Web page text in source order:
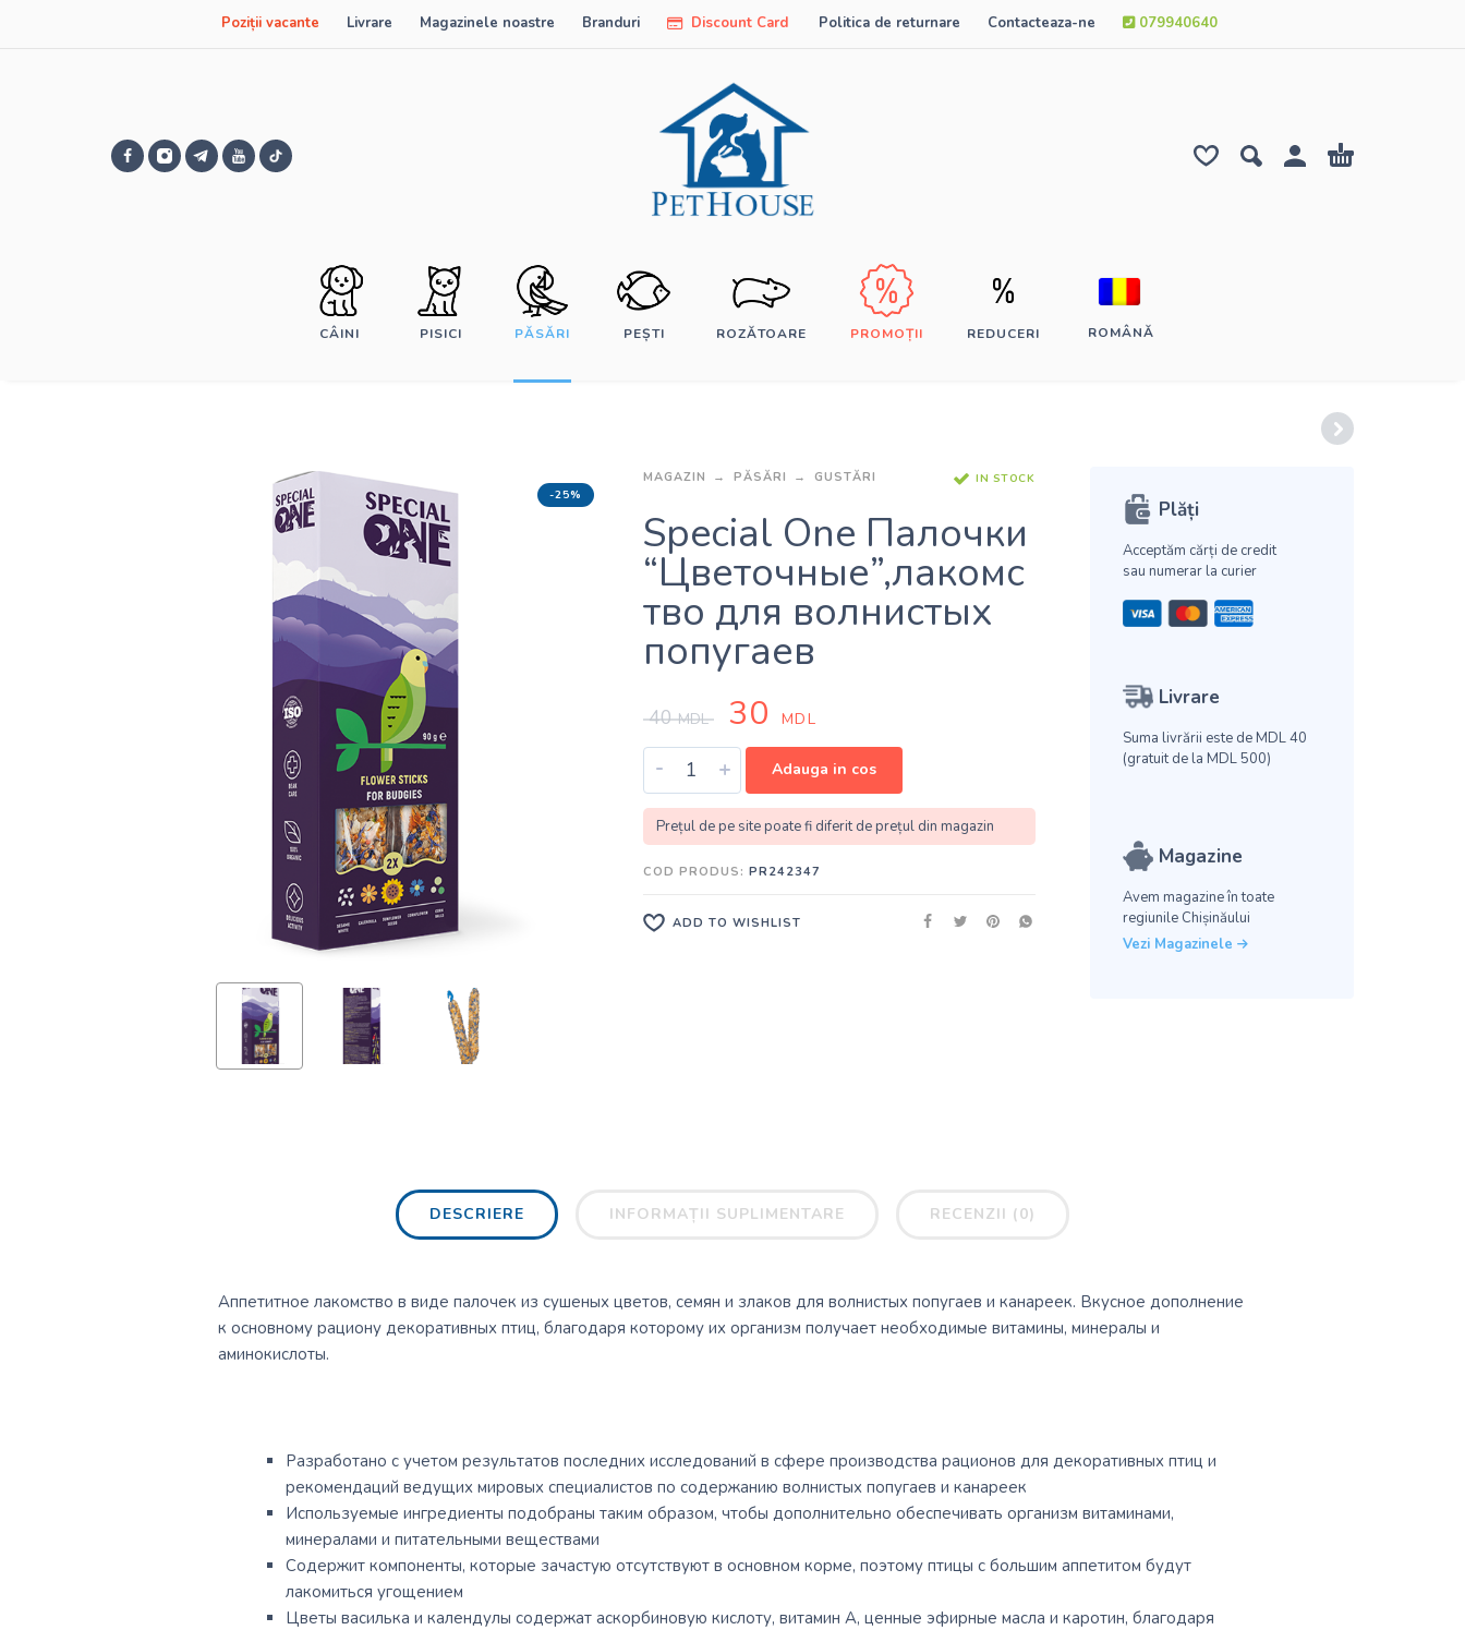
Poziții vacante Livrare Magazinele noastre Branduri Discount Card Politica de returnare Contacteaza-ne 079940640
CÂINI PISICI PĂSĂRI PEȘTI ROZĂTOARE PROMOȚII REDUCERI ROMÂNĂ
-25%
MAGAZIN PĂSĂRI GUSTĂRI IN STOCK
Special One Палочки
“Цветочные”,лакомс
тво для волнистых
попугаев
40MDL 30 MDL
- + Adauga in cos
Prețul de pe site poate fi diferit de prețul din magazin
COD PRODUS: PR242347
ADD TO WISHLIST
Plăți
Acceptăm cărți de credit
sau numerar la curier
Livrare
Suma livrării este de MDL 40
(gratuit de la MDL 500)
Magazine
Avem magazine în toate
regiunile Chișinăului
Vezi Magazinele
DESCRIERE INFORMAȚII SUPLIMENTARE RECENZII (0)
Аппетитное лакомство в виде палочек из сушеных цветов, семян и злаков для волнистых попугаев и канареек. Вкусное дополнение
к основному рациону декоративных птиц, благодаря которому их организм получает необходимые витамины, минералы и
аминокислоты.
Разработано с учетом результатов последних исследований в сфере производства рационов для декоративных птиц и
рекомендаций ведущих мировых специалистов по содержанию волнистых попугаев и канареек
Используемые ингредиенты подобраны таким образом, чтобы дополнительно обеспечивать организм витаминами,
минералами и питательными веществами
Содержит компоненты, которые зачастую отсутствуют в основном корме, поэтому птицы с большим аппетитом будут
лакомиться угощением
Цветы василька и календулы содержат аскорбиновую кислоту, витамин А, ценные эфирные масла и каротин, благодаря